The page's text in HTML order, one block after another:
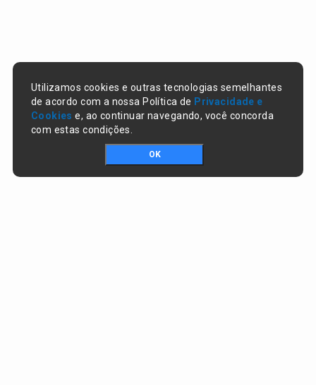
Utilizamos cookies e outras tecnologias semelhantes
de acordo com a nossa Política de Privacidade e
Cookies e, ao continuar navegando, você concorda
com estas condições.
OK